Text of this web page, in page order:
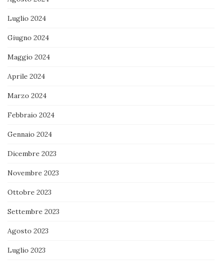
Luglio 2024
Giugno 2024
Maggio 2024
Aprile 2024
Marzo 2024
Febbraio 2024
Gennaio 2024
Dicembre 2023
Novembre 2023
Ottobre 2023
Settembre 2023
Agosto 2023
Luglio 2023